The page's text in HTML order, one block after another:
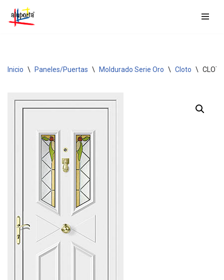
Saltar
Inicio \ Paneles/Puertas \ Moldurado Serie Oro \ Cloto \